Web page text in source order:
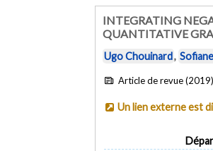
INTEGRATING
QUANTITATIVE
Ugo Chouinard,
Article de revue (2019)
Un lien externe est